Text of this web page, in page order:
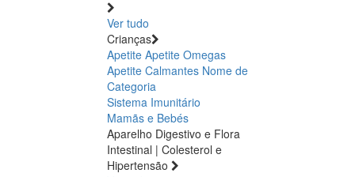
Ver tudo
Crianças
Apetite Apetite Omegas
Apetite Calmantes Nome de
Categoria
Sistema Imunitário
Mamãs e Bebés
Aparelho Digestivo e Flora
Intestinal | Colesterol e
Hipertensão